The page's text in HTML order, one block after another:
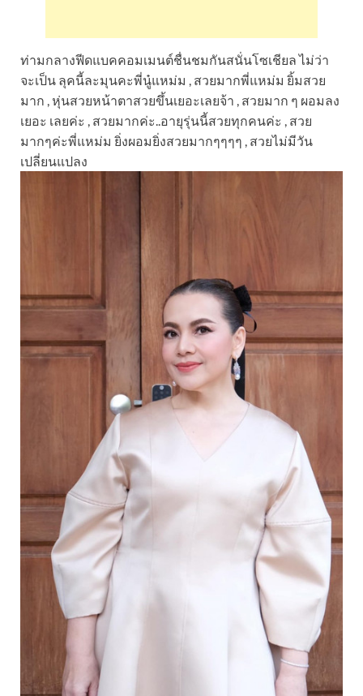
ท่ามกลางฟีดแบคคอมเมนต์ชื่นชมกันสนั่นโซเชียล ไม่ว่า
จะเป็น ลุคนี้ละมุนคะพี่นู๋แหม่ม , สวยมากพี่แหม่ม ยิ้มสวย
มาก , หุ่นสวยหน้าตาสวยขึ้นเยอะเลยจ้า , สวยมาก ๆ ผอมลง
เยอะ เลยค่ะ , สวยมากค่ะ..อายุรุ่นนี้สวยทุกคนค่ะ , สวย
มากๆค่ะพี่แหม่ม ยิ่งผอมยิ่งสวยมากๆๆๆๆ , สวยไม่มีวัน
เปลี่ยนแปลง